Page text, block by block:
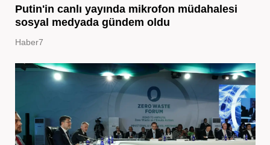
Putin'in canlı yayında mikrofon müdahalesi
sosyal medyada gündem oldu
Haber7